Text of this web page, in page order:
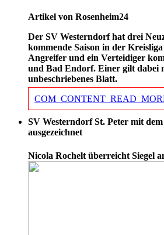
Artikel von Rosenheim24
Der SV Westerndorf hat drei
kommende Saison in der
Angreifer und ein Verteidiger
und Bad Endorf. Einer gilt dabei
unbeschriebenes Blatt.
SV Westerndorf St. Peter mit dem
ausgezeichnet
Nicola Rochelt überreicht Siegel